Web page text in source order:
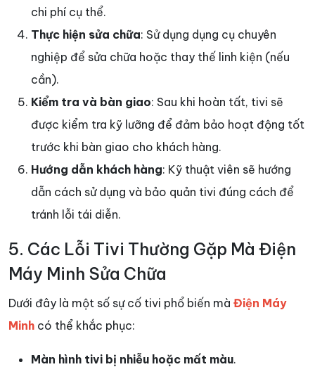
chi phí cụ thể.
Thực hiện sửa chữa: Sử dụng dụng cụ chuyên
nghiệp để sửa chữa hoặc thay thế linh kiện (nếu
cần).
Kiểm tra và bàn giao: Sau khi hoàn tất, tivi sẽ
được kiểm tra kỹ lưỡng để đảm bảo hoạt động tốt
trước khi bàn giao cho khách hàng.
Hướng dẫn khách hàng: Kỹ thuật viên sẽ hướng
dẫn cách sử dụng và bảo quản tivi đúng cách để
tránh lỗi tái diễn.
5. Các Lỗi Tivi Thường Gặp Mà Điện
Máy Minh Sửa Chữa
Dưới đây là một số sự cố tivi phổ biến mà Điện Máy
Minh có thể khắc phục:
Màn hình tivi bị nhiễu hoặc mất màu.